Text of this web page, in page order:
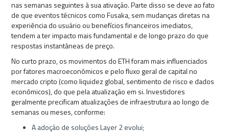
nas semanas seguintes à sua ativação. Parte disso se deve ao fato
de que eventos técnicos como Fusaka, sem mudanças diretas na
experiência do usuário ou benefícios financeiros imediatos,
tendem a ter impacto mais fundamental e de longo prazo do que
respostas instantâneas de preço.
No curto prazo, os movimentos do ETH foram mais influenciados
por fatores macroeconômicos e pelo fluxo geral de capital no
mercado cripto (como liquidez global, sentimento de risco e dados
econômicos), do que pela atualização em si. Investidores
geralmente precificam atualizações de infraestrutura ao longo de
semanas ou meses, conforme:
A adoção de soluções Layer 2 evolui;